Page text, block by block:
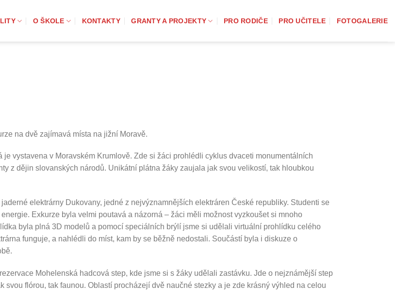
O ŠKOLE KONTAKTY GRANTY A PROJEKTY PRO RODIČE PRO UČITELE FOTOGALERIE
na dvě zajímavá místa na jižní Moravě.
vystavena v Moravském Krumlově. Zde si žáci prohlédli cyklus dvaceti monumentálních
z dějin slovanských národů. Unikátní plátna žáky zaujala jak svou velikostí, tak hloubkou
elektrárny Dukovany, jedné z nejvýznamnějších elektráren České republiky. Studenti se
Exkurze byla velmi poutavá a názorná – žáci měli možnost vyzkoušet si mnoho
byla plná 3D modelů a pomocí speciálních brýlí jsme si udělali virtuální prohlídku celého
funguje, a nahlédli do míst, kam by se běžně nedostali. Součástí byla i diskuze o
Mohelenská hadcová step, kde jsme si s žáky udělali zastávku. Jde o nejznámější step
svou flórou, tak faunou. Oblastí procházejí dvě naučné stezky a je zde krásný výhled na celou